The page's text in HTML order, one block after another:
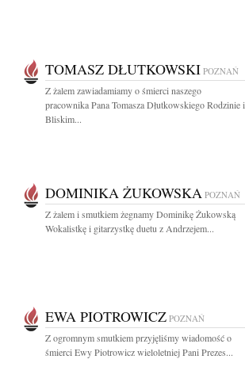
TOMASZ DŁUTKOWSKI POZNAŃ
Z żalem zawiadamiamy o śmierci naszego
pracownika Pana Tomasza Dłutkowskiego Rodzinie i
Bliskim...
DOMINIKA ŻUKOWSKA POZNAŃ
Z żalem i smutkiem żegnamy Dominikę Żukowską
Wokalistkę i gitarzystkę duetu z Andrzejem...
EWA PIOTROWICZ POZNAŃ
Z ogromnym smutkiem przyjęliśmy wiadomość o
śmierci Ewy Piotrowicz wieloletniej Pani Prezes...